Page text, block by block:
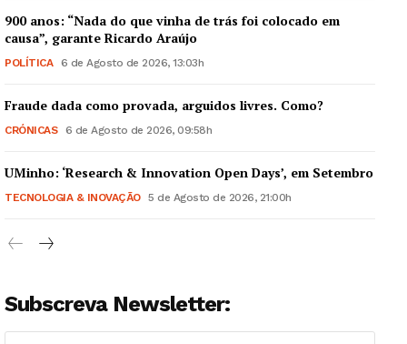
Guimarães, agora!
Institucional
900 anos: “Nada do que vinha de trás foi colocado em
causa”, garante Ricardo Araújo
POLÍTICA 6 de Agosto de 2026, 13:03h
Fraude dada como provada, arguidos livres. Como?
CRÓNICAS 6 de Agosto de 2026, 09:58h
UMinho: ‘Research & Innovation Open Days’, em Setembro
TECNOLOGIA & INOVAÇÃO 5 de Agosto de 2026, 21:00h
Subscreva Newsletter: